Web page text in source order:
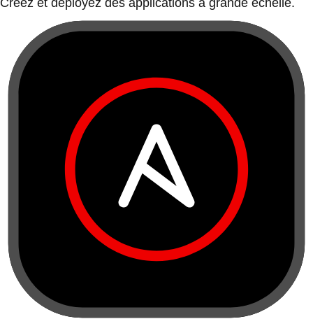
Créez et déployez des applications à grande échelle.